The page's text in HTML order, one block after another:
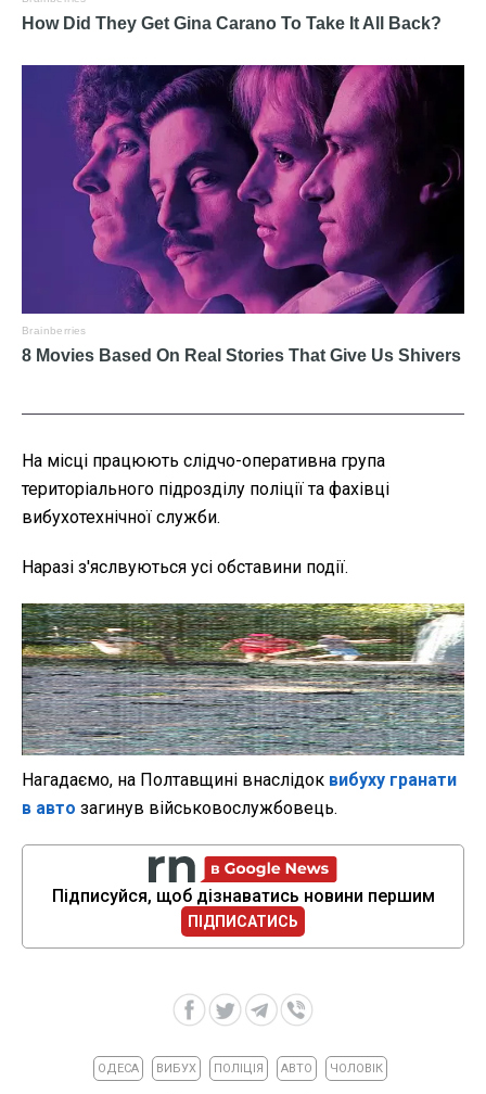
На місці працюють слідчо-оперативна група
територіального підрозділу поліції та фахівці
вибухотехнічної служби.
Наразі з'яслвуються усі обставини події.
Нагадаємо, на Полтавщині внаслідок вибуху гранати
в авто загинув військовослужбовець.
Підписуйся, щоб дізнаватись новини першим
ПІДПИСАТИСЬ
ОДЕСА ВИБУХ ПОЛІЦІЯ АВТО ЧОЛОВІК